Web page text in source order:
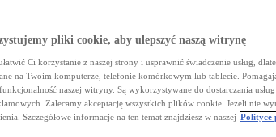
pliki cookie, aby ulepszyć naszą witrynę
Ci korzystanie z naszej strony i usprawnić świadczenie usług,
na Twoim komputerze, telefonie komórkowym lub tablecie.
naszej witryny. Są wykorzystywane do dostarczania
Zalecamy akceptację wszystkich plików cookie. Jeżeli nie
Szczegółowe informacje na ten temat znajdziesz w naszej Polityce